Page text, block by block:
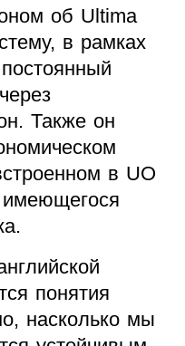
об Ultima
в рамках
Также он
в UO
понятия
насколько мы